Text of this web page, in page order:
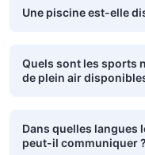
Une piscine est-elle
Quels sont les sports
de plein air
Dans quelles langues
peut-il communiquer ?